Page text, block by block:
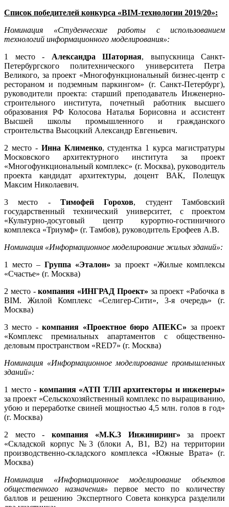
Список победителей конкурса «BIM-технологии 2019/20»:
Номинация «Студенческие работы с использованием
технологий информационного моделирования»:
1 место - Александра Шаторная, выпускница Санкт-
Петербургского политехнического университета Петра
Великого, за проект «Многофункциональный бизнес-центр с
рестораном и подземным паркингом» (г. Санкт-Петербург),
руководители проекта: старший преподаватель Инженерно-
строительного института, почетный работник высшего
образования РФ Колосова Наталья Борисовна и ассистент
Высшей школы промышленного и гражданского
строительства Высоцкий Александр Евгеньевич.
2 место - Инна Клименко, студентка 1 курса магистратуры
Московского архитектурного института за проект
«Многофункциональный комплекс» (г. Москва), руководитель
проекта кандидат архитектуры, доцент ВАК, Полещук
Максим Николаевич.
3 место - Тимофей Горохов, студент Тамбовский
государственный технический университет, с проектом
«Культурно-досуговый центр курортно-гостиничного
комплекса «Триумф» (г. Тамбов), руководитель Ерофеев А.В.
Номинация «Информационное моделирование жилых зданий»:
1 место – Группа «Эталон» за проект «Жилые комплексы
«Счастье» (г. Москва)
2 место -компания «ИНГРАД Проект» за проект «Рабочка в
BIM. Жилой Комплекс «Селигер-Сити», 3-я очередь» (г.
Москва)
3 место -компания «Проектное бюро АПЕКС» за проект
«Комплекс премиальных апартаментов с общественно-
деловым пространством «RED7» (г. Москва)
Номинация «Информационное моделирование промышленных
зданий»:
1 место - компания «АТП ТЛП архитекторы и инженеры»
за проект «Cельскохозяйственный комплекс по выращиванию,
убою и переработке свиней мощностью 4,5 млн. голов в год»
(г. Москва)
2 место - компания «M.K.3 Инжиниринг» за проект
«Складской корпус №3 (блоки A, B1, B2) на территории
производственно-складского комплекса «Южные Врата» (г.
Москва)
Номинация «Информационное моделирование объектов
общественного назначения» первое место по количеству
баллов и решению Экспертного Совета конкурса разделили